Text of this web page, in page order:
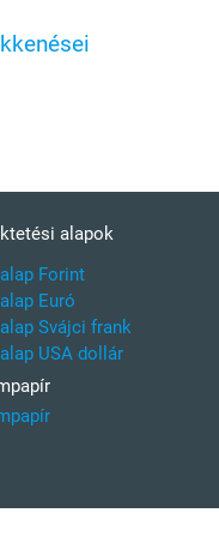
alapok
Forint
Euró
Svájci frank
USA dollár